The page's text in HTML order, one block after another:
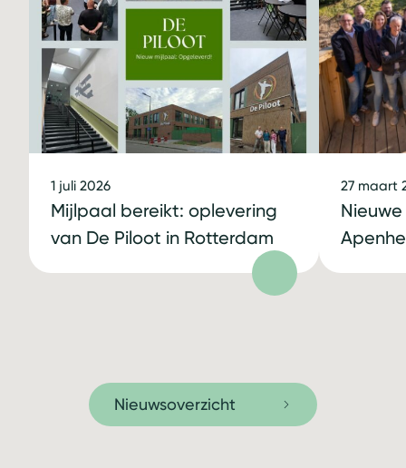
1 juli 2026
Mijlpaal bereikt: oplevering
van De Piloot in Rotterdam
27 maart
Nieuwsoverzicht